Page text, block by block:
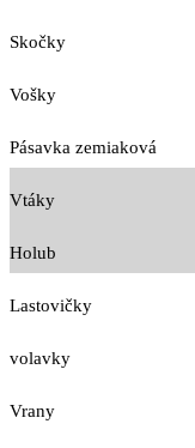
Skočky
Vošky
Pásavka zemiaková
Vtáky
Holub
Lastovičky
volavky
Vrany